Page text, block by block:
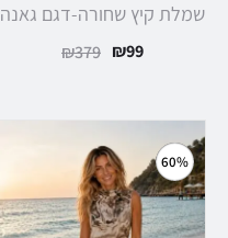
שמלת קיץ שחורה-דגם גאנה
₪379 ₪99
60%